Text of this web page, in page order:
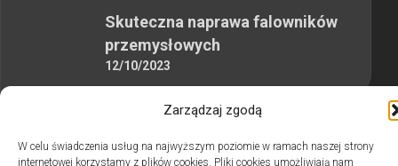
Zarządzaj zgodą
W celu świadczenia usług na najwyższym poziomie w ramach naszej strony
internetowej korzystamy z plików cookies. Pliki cookies umożliwiają nam
Skuteczna naprawa falowników
przemysłowych
12/10/2023